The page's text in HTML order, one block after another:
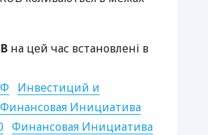
на цей час встановлені в
Инвестиций и
Финансовая Инициатива
Финансовая Инициатива